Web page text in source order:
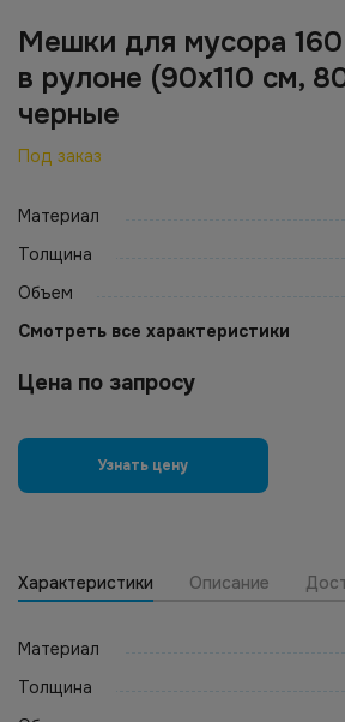
Мешки для мусора
в рулоне (90х110 см,
черные
Под заказ
Материал
Толщина
Объем
Смотреть все характеристики
Цена по запросу
Узнать цену
Характеристики Описание
Материал
Толщина